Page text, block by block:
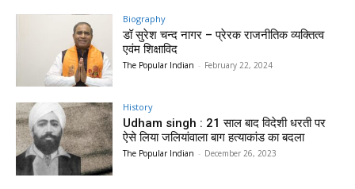
Biography
डॉ सुरेश चन्द नागर – प्रेरक राजनीतिक व्यक्तित्व
एवंम शिक्षाविद
The Popular Indian - February 22, 2024
History
Udham singh : 21 साल बाद विदेशी धरती पर
ऐसे लिया जलियांवाला बाग हत्याकांड का बदला
The Popular Indian - December 26, 2023